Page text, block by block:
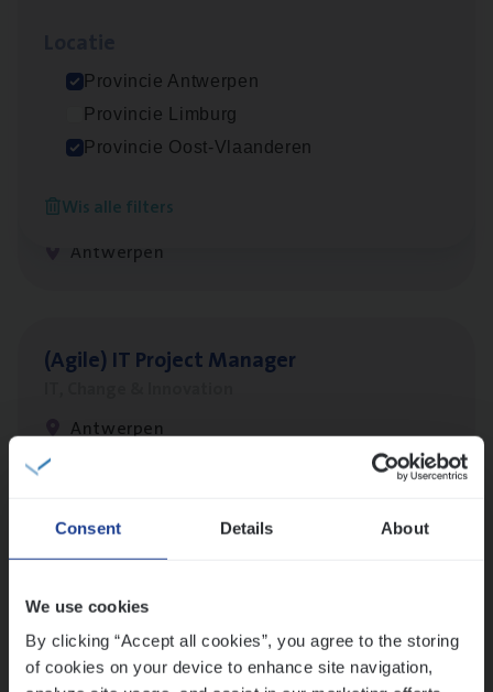
Consent Details About
We use cookies
By clicking “Accept all cookies”, you agree to the storing
of cookies on your device to enhance site navigation,
Provincie Antwerpen
Provincie Limburg
Provincie Oost-Vlaanderen
Wis alle filters
Cus­to­mer Care Expert
Customer Services
Antwerpen
(Agi­le) ITPro­ject Manager
Antwerpen
Lees onze verhalen
versterken
Mathias houdt van diepgaande dossiers én droge
humor